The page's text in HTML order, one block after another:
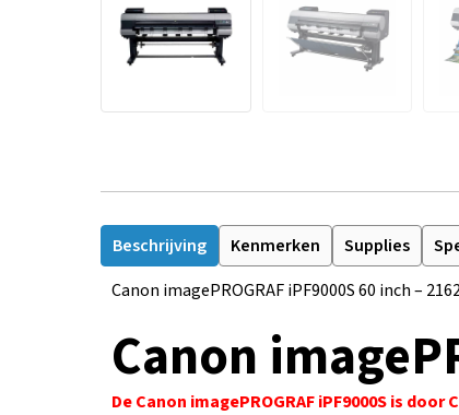
Beschrijving Kenmerken Supplies
Canon imagePROGRAF iPF9000S 60 inch –
Canon
De Canon imagePROGRAF iPF9000S is